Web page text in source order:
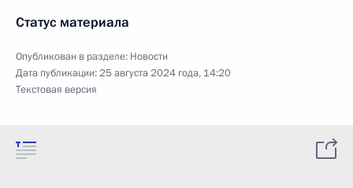
Статус материала
Опубликован в разделе: Новости
Дата публикации:25 августа 2024 года, 14:20
Текстовая версия